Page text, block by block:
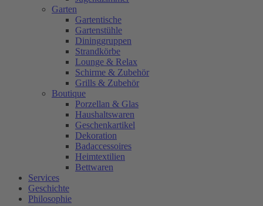
Garten
Gartentische
Gartenstühle
Dininggruppen
Strandkörbe
Lounge & Relax
Schirme & Zubehör
Grills & Zubehör
Boutique
Porzellan & Glas
Haushaltswaren
Geschenkartikel
Dekoration
Badaccessoires
Heimtextilien
Bettwaren
Services
Geschichte
Philosophie